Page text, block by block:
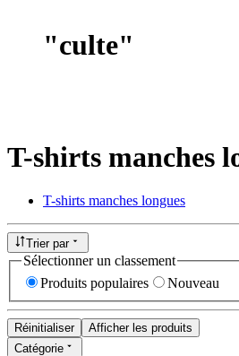
"culte"
T-shirts manches
T-shirts manches longues
Trier par
Sélectionner un classement
Produits populaires
Nouveau
Réinitialiser
Afficher les produits
Catégorie